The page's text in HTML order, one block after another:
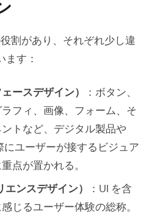
割があり、それぞれ少し違
ます：
ースデザイン）
：ボタン、
フィ、画像、フォーム、そ
トなど、デジタル製品や
ユーザーが接するビジュア
点が置かれる。
ンスデザイン）
：UI を含
じるユーザー体験の総称。